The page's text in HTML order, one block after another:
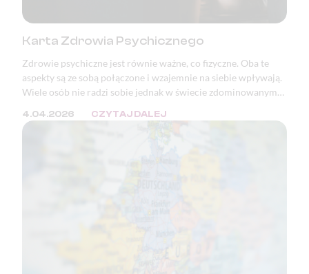
Karta Zdrowia Psychicznego
Zdrowie psychiczne jest równie ważne, co fizyczne. Oba te
aspekty są ze sobą połączone i wzajemnie na siebie wpływają.
Wiele osób nie radzi sobie jednak w świecie zdominowanym
tym w Polsce, zaburzenia psychiczne znajdują się w ścisłej
4.04.2026 CZYTAJ DALEJ